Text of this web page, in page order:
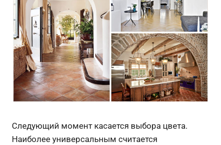
Следующий момент касается выбора цвета.
Наиболее универсальным считается